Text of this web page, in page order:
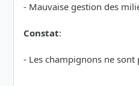
- Mauvaise gestion des
Constat:
- Les champignons ne sont